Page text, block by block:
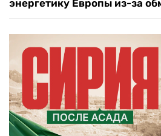
энергетику Европы из-за